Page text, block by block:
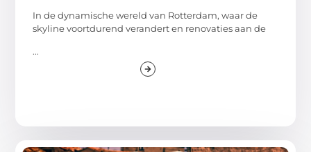
In de dynamische wereld van Rotterdam, waar de
skyline voortdurend verandert en renovaties aan de
...